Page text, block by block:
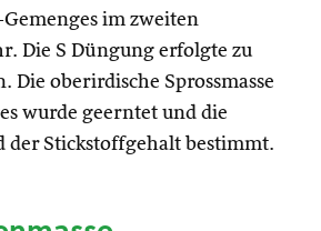
im zweiten
Die S Düngung erfolgte zu
Die oberirdische Sprossmasse
wurde geerntet und die
der Stickstoffgehalt bestimmt.